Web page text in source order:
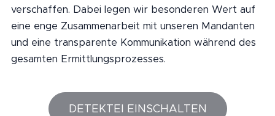
verschaffen. Dabei legen wir besonderen Wert auf
eine enge Zusammenarbeit mit unseren Mandanten
und eine transparente Kommunikation während des
gesamten Ermittlungsprozesses.
DETEKTEI EINSCHALTEN